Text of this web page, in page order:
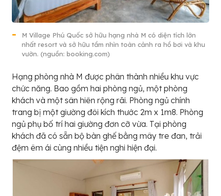
M Village Phú Quốc sở hữu hạng nhà M có diện tích lớn
nhất resort và sở hữu tầm nhìn toàn cảnh ra hồ bơi và khu
vườn. (nguồn: booking.com)
Hạng phòng nhà M được phân thành nhiều khu vực
chức năng. Bao gồm hai phòng ngủ, một phòng
khách và một sân hiên rộng rãi. Phòng ngủ chính
trang bị một giường đôi kích thước 2m x 1m8. Phòng
ngủ phụ bố trí hai giường đơn cỡ vừa. Tại phòng
khách đã có sẵn bộ bàn ghế bằng mây tre đan, trải
đệm êm ái cùng nhiều tiện nghi hiện đại.